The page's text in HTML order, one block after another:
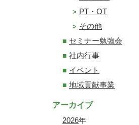
PT・OT
その他
セミナー勉強会
社内行事
イベント
地域貢献事業
アーカイブ
2026年